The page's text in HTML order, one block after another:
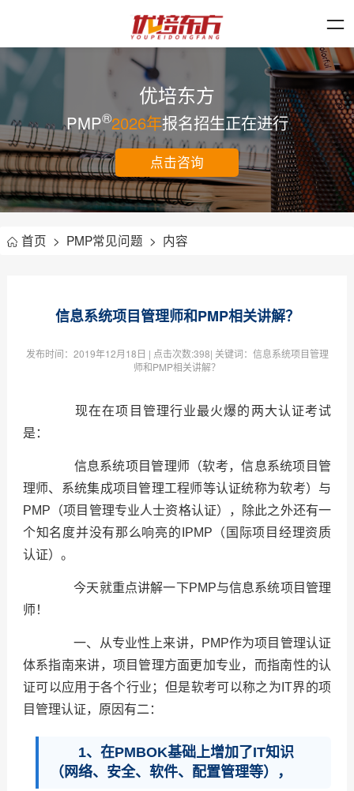
优培东方
PMP®2026年报名招生正在进行
点击咨询
首页 > PMP常见问题 > 内容
信息系统项目管理师和PMP相关讲解？
发布时间： 2019年12月18日 | 点击次数:398| 关键词：信息系统项目管理
师和PMP相关讲解？
现在在项目管理行业最火爆的两大认证考试
是：
信息系统项目管理师（软考，信息系统项目管
理师、系统集成项目管理工程师等认证统称为软考）与
PMP（项目管理专业人士资格认证），除此之外还有一
个知名度并没有那么响亮的IPMP（国际项目经理资质
认证）。
今天就重点讲解一下PMP与信息系统项目管理
师！
一、从专业性上来讲，PMP作为项目管理认证
体系指南来讲，项目管理方面更加专业，而指南性的认
证可以应用于各个行业；但是软考可以称之为IT界的项
目管理认证，原因有二：
1、在PMBOK基础上增加了IT知识
（网络、安全、软件、配置管理等），